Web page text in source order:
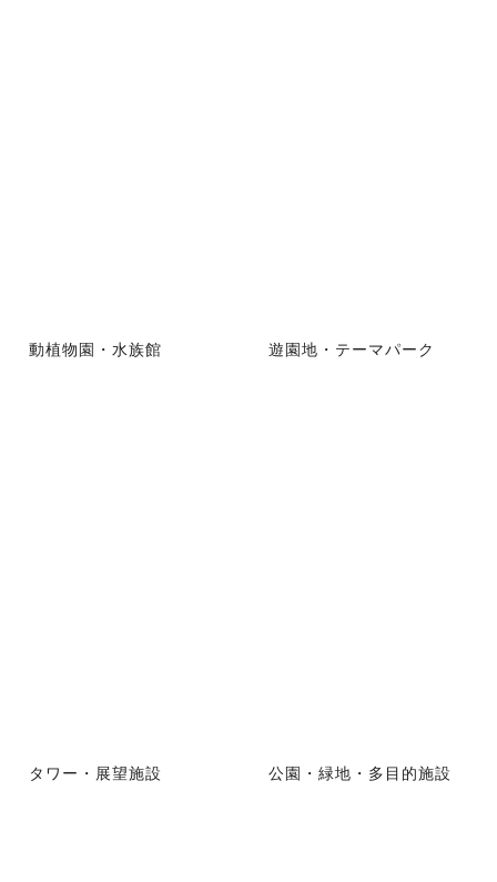
動植物園・水族館 遊園地・テーマパーク
タワー・展望施設 公園・緑地・多目的施設